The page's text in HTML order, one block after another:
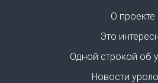
О проекте
Это
Одной строкой об
Новости